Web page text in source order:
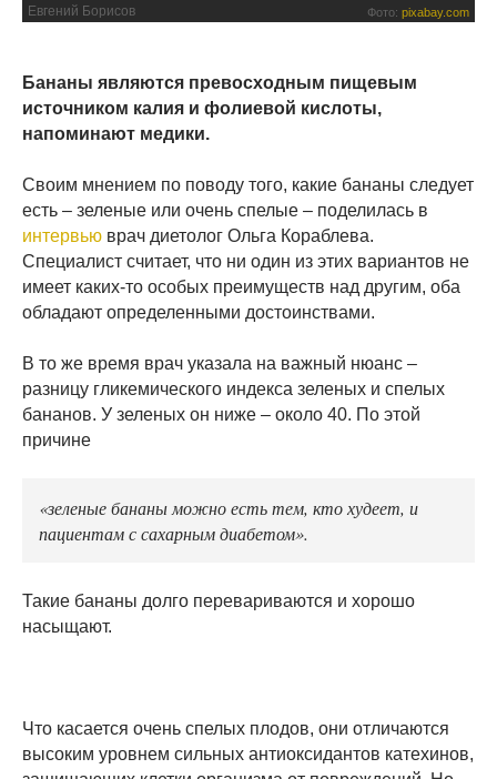
Евгений Борисов Фото: pixabay.com
Бананы являются превосходным пищевым
источником калия и фолиевой кислоты,
напоминают медики.
Своим мнением по поводу того, какие бананы следует
есть – зеленые или очень спелые – поделилась в
интервью врач диетолог Ольга Кораблева.
Специалист считает, что ни один из этих вариантов не
имеет каких-то особых преимуществ над другим, оба
обладают определенными достоинствами.
В то же время врач указала на важный нюанс –
разницу гликемического индекса зеленых и спелых
бананов. У зеленых он ниже – около 40. По этой
причине
«зеленые бананы можно есть тем, кто худеет, и
пациентам с сахарным диабетом».
Такие бананы долго перевариваются и хорошо
насыщают.
Что касается очень спелых плодов, они отличаются
высоким уровнем сильных антиоксидантов катехинов,